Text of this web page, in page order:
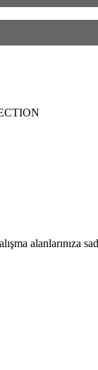
alanlarınıza